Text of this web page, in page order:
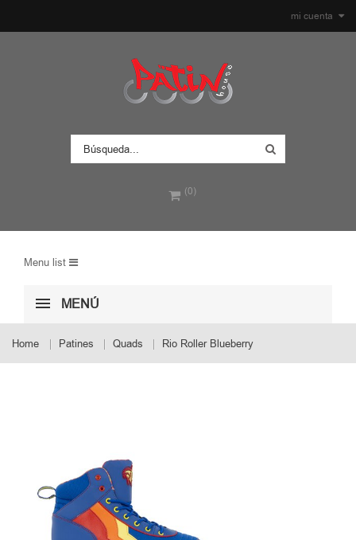
mi cuenta
(0)
Menu list
MENÚ
Home Patines Quads Rio Roller Blueberry